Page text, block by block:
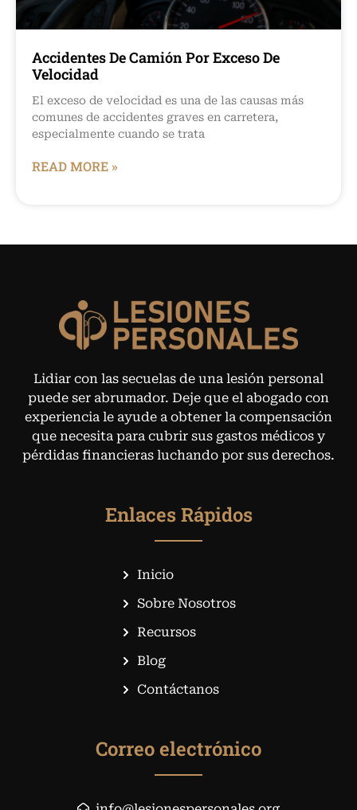
Accidentes De Camión Por Exceso De
Velocidad
El exceso de velocidad es una de las causas más
comunes de accidentes graves en carretera,
especialmente cuando se trata
READ MORE »
Lidiar con las secuelas de una lesión personal
puede ser abrumador. Deje que el abogado con
experiencia le ayude a obtener la compensación
que necesita para cubrir sus gastos médicos y
pérdidas financieras luchando por sus derechos.
Enlaces Rápidos
Inicio
Sobre Nosotros
Recursos
Blog
Contáctanos
Correo electrónico